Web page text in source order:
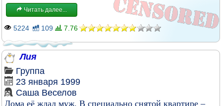
Читать далее...
5224 109 7.76
Лия
Группа
23 января 1999
Саша Веселов
Дома её ждал муж. В специально снятой квартире –